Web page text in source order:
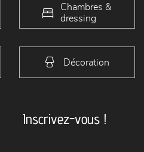
Chambres &
dressing
Décoration
Inscrivez-vous !